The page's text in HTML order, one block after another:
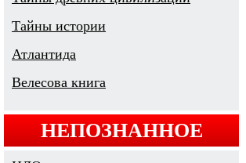
Тайны истории
Атлантида
Велесова книга
НЕПОЗНАННОЕ